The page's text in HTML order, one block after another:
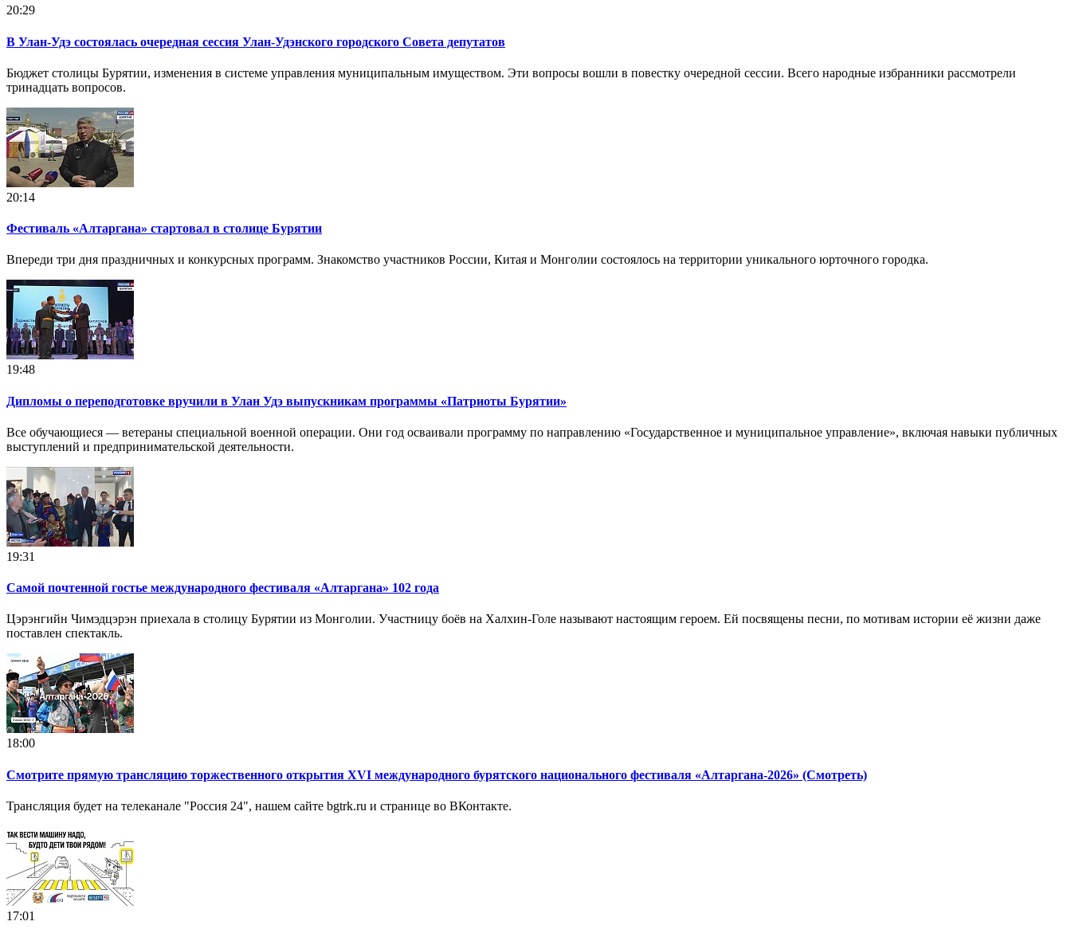
20:29
В Улан-Удэ состоялась очередная сессия Улан-Удэнского городского Совета депутатов
Бюджет столицы Бурятии, изменения в системе управления муниципальным имуществом. Эти вопросы вошли в повестку очередной сессии. Всего народные избранники рассмотрели
тринадцать вопросов.
20:14
Фестиваль «Алтаргана» стартовал в столице Бурятии
Впереди три дня праздничных и конкурсных программ. Знакомство участников России, Китая и Монголии состоялось на территории уникального юрточного городка.
19:48
Дипломы о переподготовке вручили в Улан Удэ выпускникам программы «Патриоты Бурятии»
Все обучающиеся — ветераны специальной военной операции. Они год осваивали программу по направлению «Государственное и муниципальное управление», включая навыки публичных
выступлений и предпринимательской деятельности.
19:31
Самой почтенной гостье международного фестиваля «Алтаргана» 102 года
Цэрэнгийн Чимэдцэрэн приехала в столицу Бурятии из Монголии. Участницу боёв на Халхин-Голе называют настоящим героем. Ей посвящены песни, по мотивам истории её жизни даже
поставлен спектакль.
18:00
Смотрите прямую трансляцию торжественного открытия XVI международного бурятского национального фестиваля «Алтаргана-2026» (Смотреть)
Трансляция будет на телеканале "Россия 24", нашем сайте bgtrk.ru и странице во ВКонтакте.
17:01